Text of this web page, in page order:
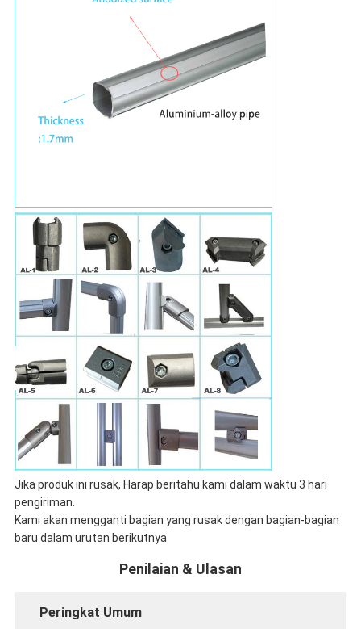
Jika produk ini rusak, Harap beritahu kami dalam waktu 3 hari
pengiriman.
Kami akan mengganti bagian yang rusak dengan bagian-bagian
baru dalam urutan berikutnya
Penilaian & Ulasan
Peringkat Umum